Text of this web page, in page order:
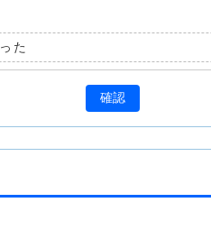
た
確認